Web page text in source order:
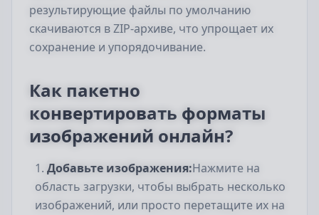
результирующие файлы по умолчанию
скачиваются в ZIP-архиве, что упрощает их
сохранение и упорядочивание.
Как пакетно
конвертировать форматы
изображений онлайн?
Добавьте изображения:Нажмите на
область загрузки, чтобы выбрать несколько
изображений, или просто перетащите их на